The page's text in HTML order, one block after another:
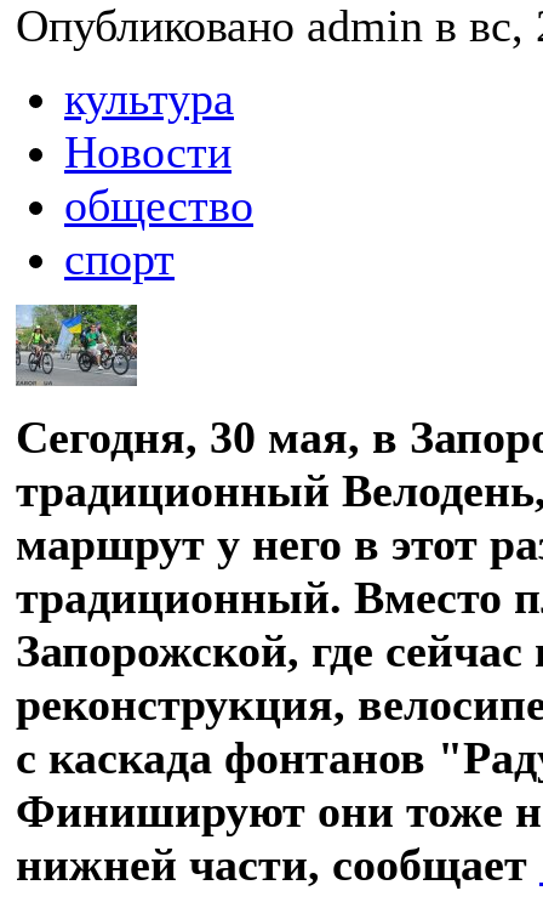
Опубликовано admin в
культура
Новости
общество
спорт
Сегодня, 30 мая, в
традиционный
маршрут у него в этот
традиционный. Вместо
Запорожской, где сейчас
реконструкция,
с каскада фонтанов
Финишируют они тоже
нижней части, сообщает